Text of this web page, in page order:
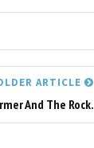
ARTICLE
And The Rock.